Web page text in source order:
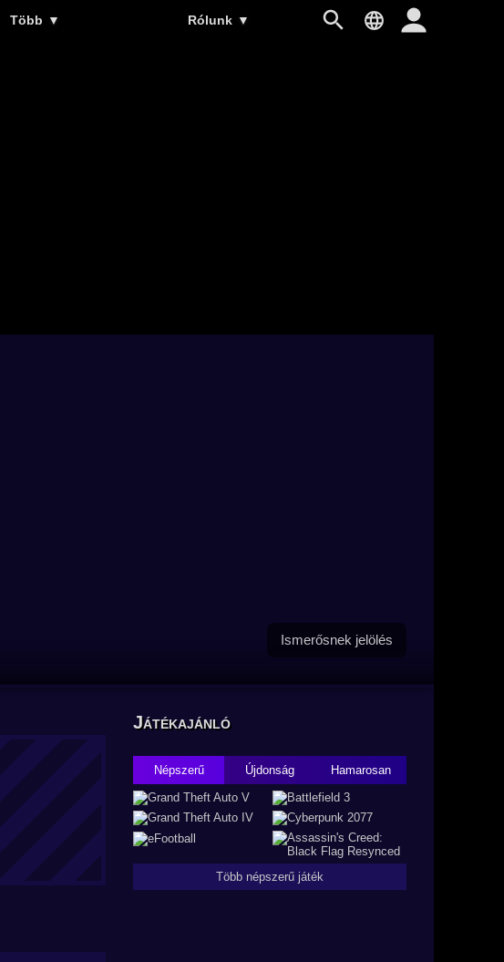
Több ▼ Rólunk ▼
Ismerősnek jelölés
Játékajánló
Népszerű Újdonság Hamarosan
Több népszerű játék